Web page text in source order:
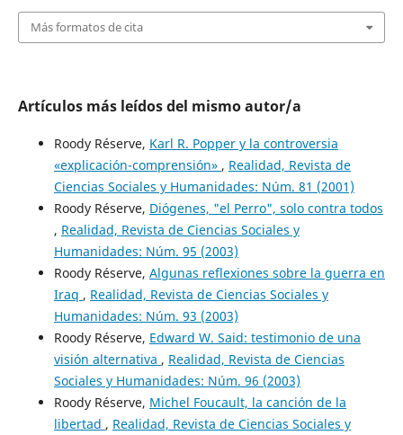
Más formatos de cita
Artículos más leídos del mismo autor/a
Roody Réserve, Karl R. Popper y la controversia
«explicación-comprensión» , Realidad, Revista de
Ciencias Sociales y Humanidades: Núm. 81 (2001)
Roody Réserve, Diógenes, "el Perro", solo contra todos
, Realidad, Revista de Ciencias Sociales y
Humanidades: Núm. 95 (2003)
Roody Réserve, Algunas reflexiones sobre la guerra en
Iraq , Realidad, Revista de Ciencias Sociales y
Humanidades: Núm. 93 (2003)
Roody Réserve, Edward W. Said: testimonio de una
visión alternativa , Realidad, Revista de Ciencias
Sociales y Humanidades: Núm. 96 (2003)
Roody Réserve, Michel Foucault, la canción de la
libertad , Realidad, Revista de Ciencias Sociales y